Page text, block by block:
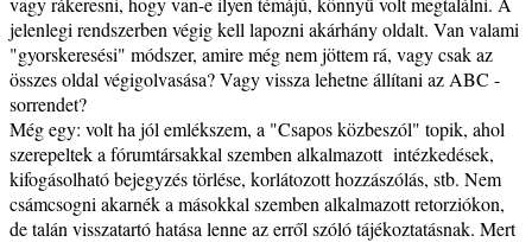
jelenlegi rendszerben végig kell lapozni akárhány oldalt. Van valami
"gyorskeresési" módszer, amire még nem jöttem rá, vagy csak az
összes oldal végigolvasása? Vagy vissza lehetne állítani az ABC -
sorrendet?
Még egy: volt ha jól emlékszem, a "Csapos közbeszól" topik, ahol
szerepeltek a fórumtársakkal szemben alkalmazott intézkedések,
kifogásolható bejegyzés törlése, korlátozott hozzászólás, stb. Nem
csámcsogni akarnék a másokkal szemben alkalmazott retorziókon,
de talán visszatartó hatása lenne az erről szóló tájékoztatásnak. Mert